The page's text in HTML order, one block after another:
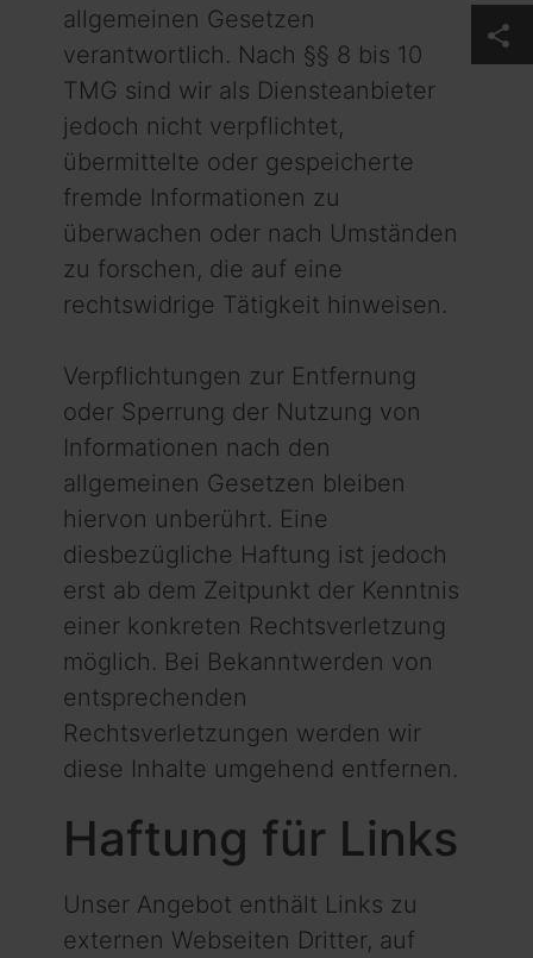
share
allgemeinen Gesetzen
verantwortlich. Nach §§ 8 bis 10
TMG sind wir als Diensteanbieter
jedoch nicht verpflichtet,
übermittelte oder gespeicherte
fremde Informationen zu
überwachen oder nach Umständen
zu forschen, die auf eine
rechtswidrige Tätigkeit hinweisen.
Verpflichtungen zur Entfernung
oder Sperrung der Nutzung von
Informationen nach den
allgemeinen Gesetzen bleiben
hiervon unberührt. Eine
diesbezügliche Haftung ist jedoch
erst ab dem Zeitpunkt der Kenntnis
einer konkreten Rechtsverletzung
möglich. Bei Bekanntwerden von
entsprechenden
Rechtsverletzungen werden wir
diese Inhalte umgehend entfernen.
Haftung für Links
Unser Angebot enthält Links zu
externen Webseiten Dritter, auf